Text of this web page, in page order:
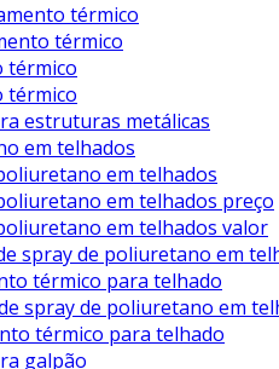
térmico
térmico
térmico
térmico
estruturas metálicas
em telhados
em telhados
em telhados preço
em telhados valor
spray de poliuretano em
térmico para telhado
spray de poliuretano em
térmico para telhado
galpão